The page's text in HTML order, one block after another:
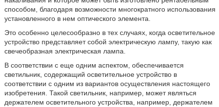
способом, благодаря возможности многократного использования
установленного в нем оптического элемента.
Это особенно целесообразно в тех случаях, когда осветительное
устройство представляет собой электрическую лампу, такую как
свечеобразная электрическая лампа.
В соответствии с еще одним аспектом, обеспечивается
светильник, содержащий осветительное устройство в
соответствии с одним из вариантов осуществления настоящего
изобретения. Такой светильник, например, может являться
держателем осветительного устройства, например, держателем